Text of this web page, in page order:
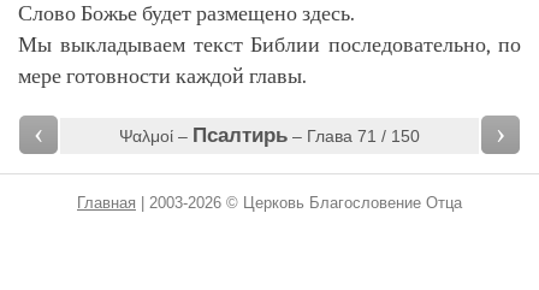
Слово Божье будет размещено здесь.
Мы выкладываем текст Библии последовательно, по
мере готовности каждой главы.
‹ Ψαλμοί – Псалтирь– Глава 71 / 150 ›
Главная | 2003-2026 © Церковь Благословение Отца